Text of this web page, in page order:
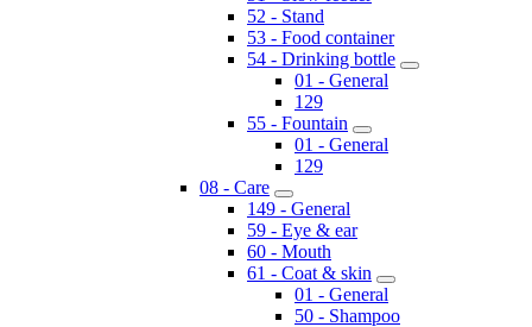
52 - Stand
53 - Food container
54 - Drinking bottle
01 - General
129
55 - Fountain
01 - General
129
08 - Care
149 - General
59 - Eye & ear
60 - Mouth
61 - Coat & skin
01 - General
50 - Shampoo